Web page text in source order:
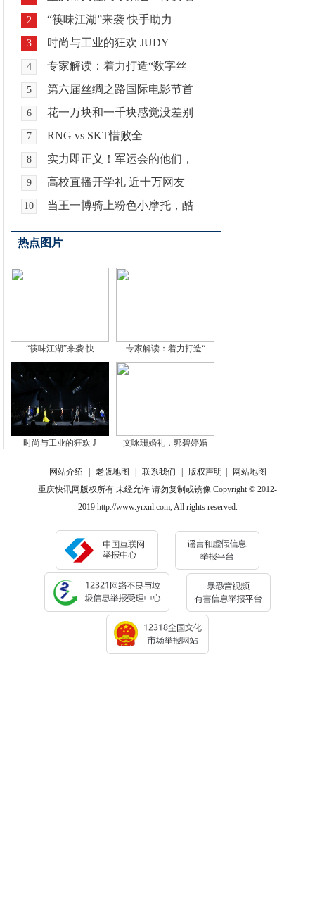
2 “筷味江湖”来袭 快手助力
3 时尚与工业的狂欢 JUDY
4 专家解读：着力打造“数字丝
5 第六届丝绸之路国际电影节首
6 花一万块和一千块感觉没差别
7 RNG vs SKT惜败全
8 实力即正义！军运会的他们，
9 高校直播开学礼 近十万网友
10 当王一博骑上粉色小摩托，酷
热点图片
“筷味江湖”来袭 快 专家解读：着力打造“
时尚与工业的狂欢 J 文咏珊婚礼，郭碧婷婚
网站介绍 老版地图 联系我们 版权声明
网站地图
重庆快讯网版权所有 未经允许 请勿复制或镜像 Copyright © 2012-
2019 http://www.yrxnl.com, All rights reserved.